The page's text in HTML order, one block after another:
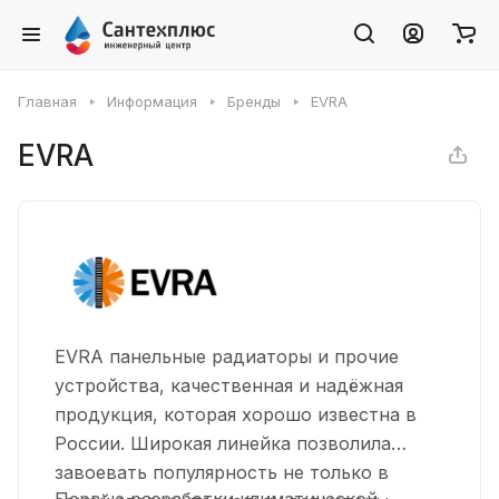
Главная Информация Бренды EVRA
EVRA
EVRA панельные радиаторы и прочие
устройства, качественная и надёжная
продукция, которая хорошо известна в
России. Широкая линейка позволила
завоевать популярность не только в